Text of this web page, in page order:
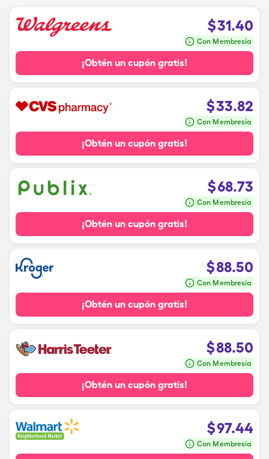
$31.40
Con Membresía
¡Obtén un cupón gratis!
$33.82
Con Membresía
¡Obtén un cupón gratis!
$68.73
Con Membresía
¡Obtén un cupón gratis!
$88.50
Con Membresía
¡Obtén un cupón gratis!
$88.50
Con Membresía
¡Obtén un cupón gratis!
$97.44
Con Membresía